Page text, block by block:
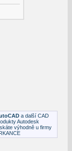
a další CAD
Autodesk
výhodně u firmy